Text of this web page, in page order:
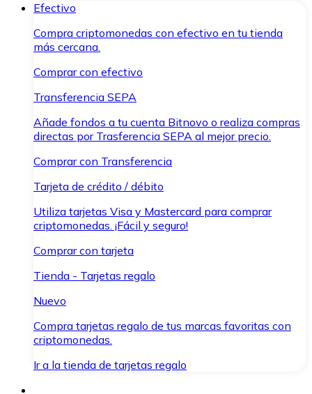
Efectivo
Compra criptomonedas con efectivo en tu tienda
más cercana.
Comprar con efectivo
Transferencia SEPA
Añade fondos a tu cuenta Bitnovo o realiza compras
directas por Trasferencia SEPA al mejor precio.
Comprar con Transferencia
Tarjeta de crédito / débito
Utiliza tarjetas Visa y Mastercard para comprar
criptomonedas. ¡Fácil y seguro!
Comprar con tarjeta
Tienda - Tarjetas regalo
Nuevo
Compra tarjetas regalo de tus marcas favoritas con
criptomonedas.
Ir a la tienda de tarjetas regalo